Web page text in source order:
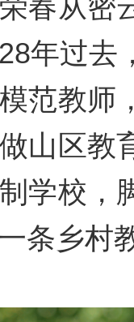
春从密
年过去
范教师
山区教
学校，
条乡村